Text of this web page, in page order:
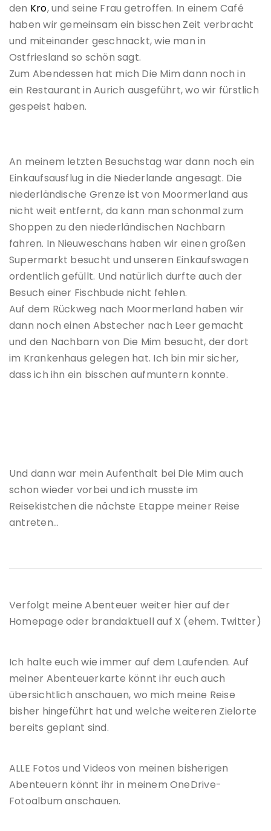
den Kro, und seine Frau getroffen. In einem Café
haben wir gemeinsam ein bisschen Zeit verbracht
und miteinander geschnackt, wie man in
Ostfriesland so schön sagt.
Zum Abendessen hat mich Die Mim dann noch in
ein Restaurant in Aurich ausgeführt, wo wir fürstlich
gespeist haben.
An meinem letzten Besuchstag war dann noch ein
Einkaufsausflug in die Niederlande angesagt. Die
niederländische Grenze ist von Moormerland aus
nicht weit entfernt, da kann man schonmal zum
Shoppen zu den niederländischen Nachbarn
fahren. In Nieuweschans haben wir einen großen
Supermarkt besucht und unseren Einkaufswagen
ordentlich gefüllt. Und natürlich durfte auch der
Besuch einer Fischbude nicht fehlen.
Auf dem Rückweg nach Moormerland haben wir
dann noch einen Abstecher nach Leer gemacht
und den Nachbarn von Die Mim besucht, der dort
im Krankenhaus gelegen hat. Ich bin mir sicher,
dass ich ihn ein bisschen aufmuntern konnte.
Und dann war mein Aufenthalt bei Die Mim auch
schon wieder vorbei und ich musste im
Reisekistchen die nächste Etappe meiner Reise
antreten…
Verfolgt meine Abenteuer weiter hier auf der
Homepage oder brandaktuell auf X (ehem. Twitter)
Ich halte euch wie immer auf dem Laufenden. Auf
meiner Abenteuerkarte könnt ihr euch auch
übersichtlich anschauen, wo mich meine Reise
bisher hingeführt hat und welche weiteren Zielorte
bereits geplant sind.
ALLE Fotos und Videos von meinen bisherigen
Abenteuern könnt ihr in meinem OneDrive-
Fotoalbum anschauen.